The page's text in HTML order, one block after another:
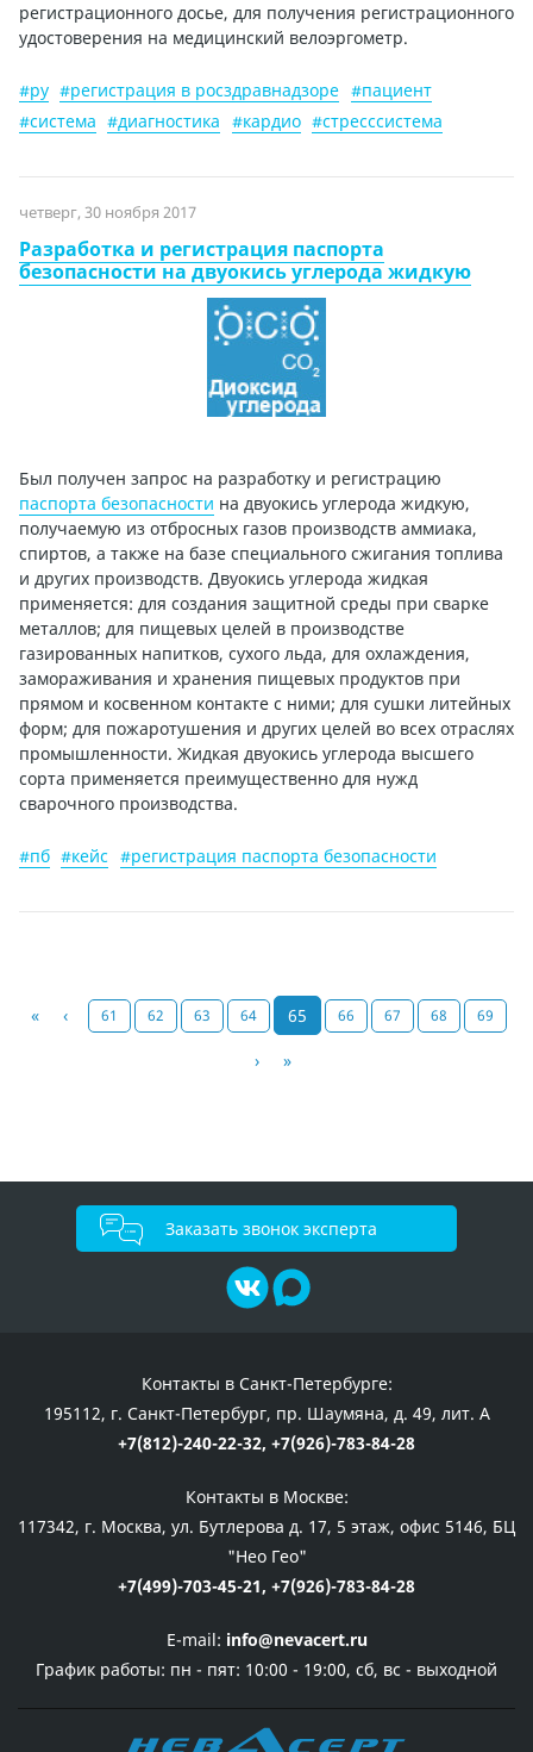
регистрационного досье, для получения регистрационного
удостоверения на медицинский велоэргометр.
#ру #регистрация в росздравнадзоре #пациент
#система #диагностика #кардио #стресссистема
четверг, 30 ноября 2017
Разработка и регистрация паспорта
безопасности на двуокись углерода жидкую
Был получен запрос на разработку и регистрацию
паспорта безопасности на двуокись углерода жидкую,
получаемую из отбросных газов производств аммиака,
спиртов, а также на базе специального сжигания топлива
и других производств. Двуокись углерода жидкая
применяется: для создания защитной среды при сварке
металлов; для пищевых целей в производстве
газированных напитков, сухого льда, для охлаждения,
замораживания и хранения пищевых продуктов при
прямом и косвенном контакте с ними; для сушки литейных
форм; для пожаротушения и других целей во всех отраслях
промышленности. Жидкая двуокись углерода высшего
сорта применяется преимущественно для нужд
сварочного производства.
#пб #кейс #регистрация паспорта безопасности
« ‹ 61 62 63 64 65 66 67 68 69
› »
Заказать звонок эксперта
Контакты в Санкт-Петербурге:
195112, г. Санкт-Петербург, пр. Шаумяна, д. 49, лит. А
+7(812)-240-22-32, +7(926)-783-84-28
Контакты в Москве:
117342, г. Москва, ул. Бутлерова д. 17, 5 этаж, офис 5146, БЦ
"Нео Гео"
+7(499)-703-45-21, +7(926)-783-84-28
E-mail: info@nevacert.ru
График работы: пн - пят: 10:00 - 19:00, сб, вс - выходной